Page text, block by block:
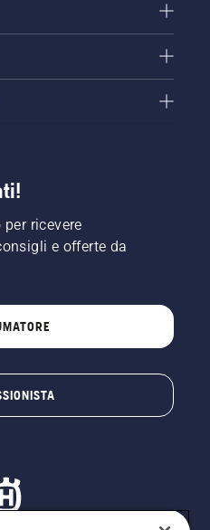
ricevere
e offerte da